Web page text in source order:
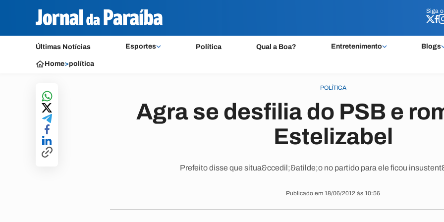
Siga o
Últimas Notícias Esportes Política Qual a Boa? Entretenimento Blogs
Siga o
Home>política
POLÍTICA
Agra se desfilia do PSB e
Estelizabel
Prefeito disse que situa&ccedil;&atilde;o no partido para ele ficou
Publicado em 18/06/2012 às 10:56